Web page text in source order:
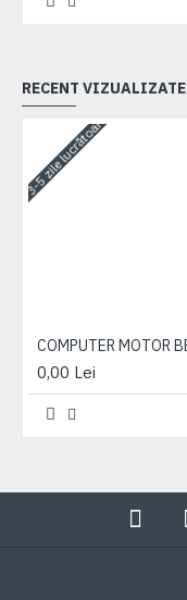
RECENT VIZUALIZATE
3-5 zile lucrătoare
0,00 Lei